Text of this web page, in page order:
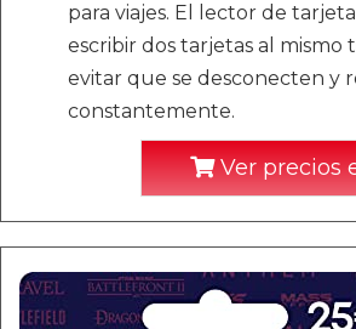
para viajes. El lector de
escribir dos tarjetas al mismo
evitar que se desconecten y
constantemente.
Ver precios